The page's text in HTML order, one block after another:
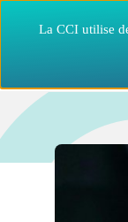
Aller
Panneau de gestion
La CCI utilise